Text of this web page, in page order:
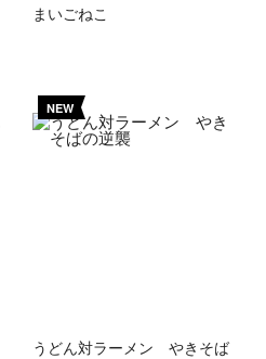
まいごねこ
NEW
うどん対ラーメン やきそば